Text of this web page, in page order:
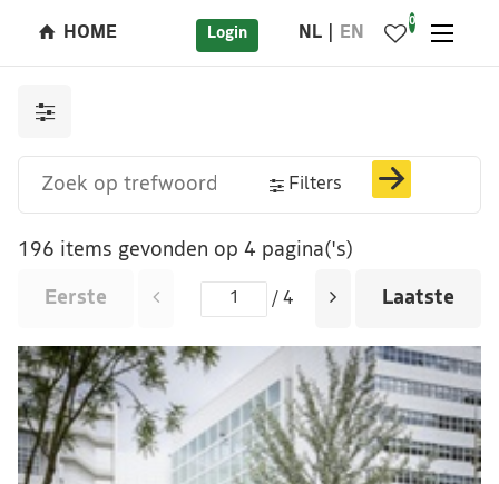
HOME Login NL EN
0
Filters
196 items gevonden op 4 pagina('s)
Eerste / 4 Laatste